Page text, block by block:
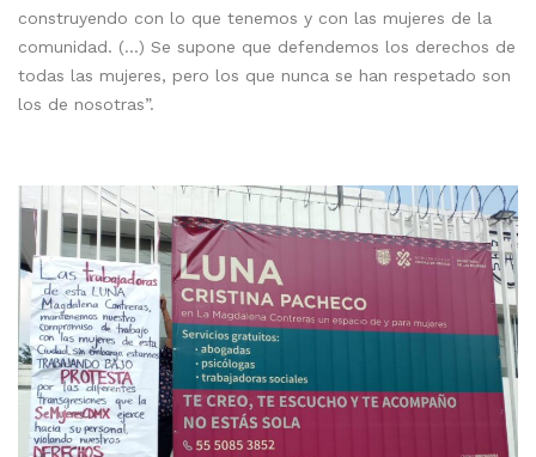
construyendo con lo que tenemos y con las mujeres de la
comunidad. (…) Se supone que defendemos los derechos de
todas las mujeres, pero los que nunca se han respetado son
los de nosotras”.